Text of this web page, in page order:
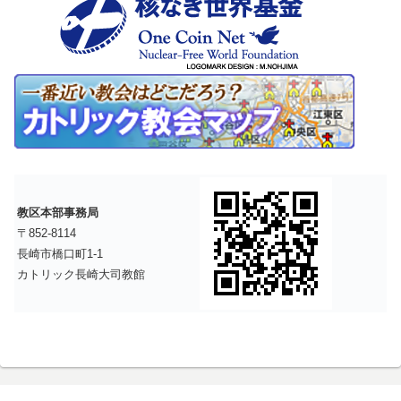
教区本部事務局
〒852-8114
長崎市橋口町1-1
カトリック長崎大司教館